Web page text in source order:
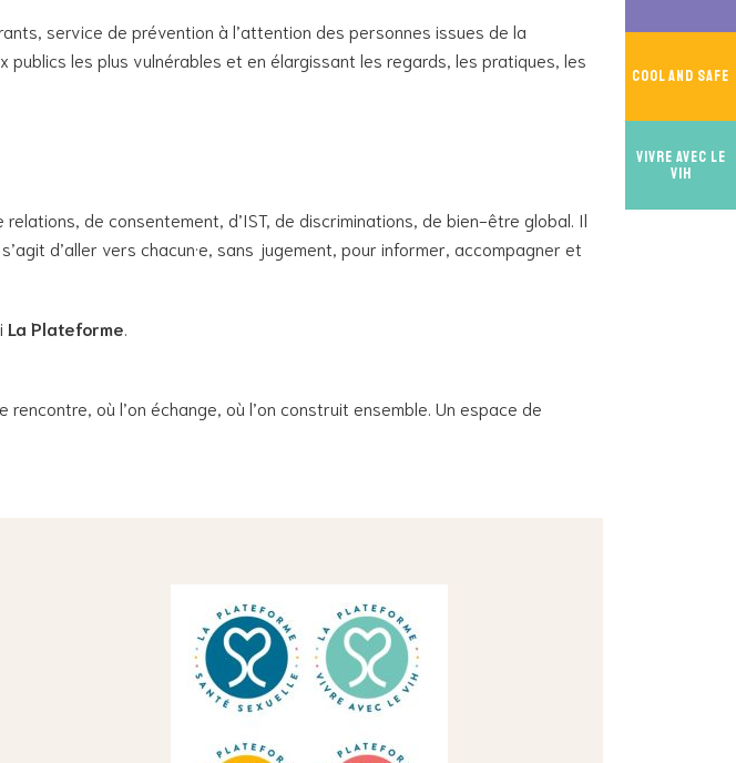
Cool And Safe
Vivre avec le
VIH
service de prévention à l’attention des personnes issues de la
les plus vulnérables et en élargissant les regards, les pratiques, les
de consentement, d’IST, de discriminations, de bien-être global. Il
d’aller vers chacun·e, sans jugement, pour informer, accompagner et
La Plateforme.
où l’on échange, où l’on construit ensemble. Un espace de